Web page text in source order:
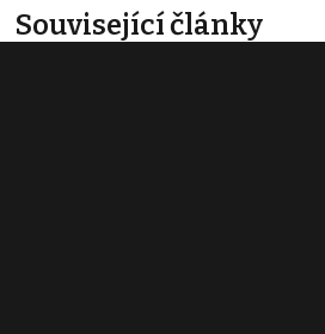
Související články